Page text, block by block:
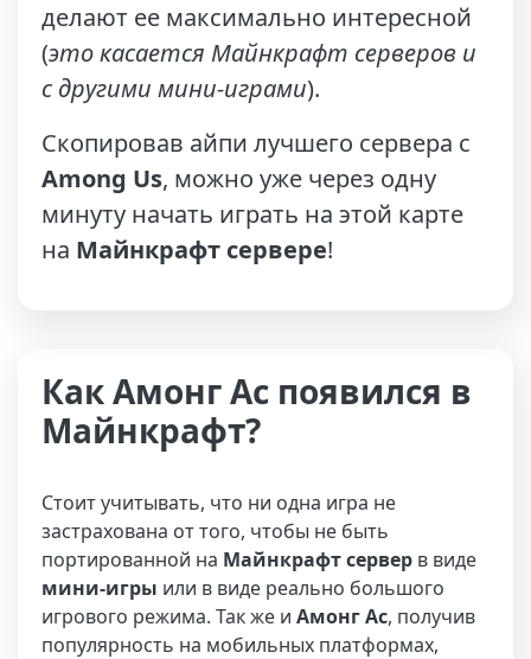
делают ее максимально интересной
(это касается Майнкрафт серверов и
с другими мини-играми).
Скопировав айпи лучшего сервера с
Among Us, можно уже через одну
минуту начать играть на этой карте
на Майнкрафт сервере!
Как Амонг Ас появился в
Майнкрафт?
Стоит учитывать, что ни одна игра не
застрахована от того, чтобы не быть
портированной на Майнкрафт сервер в виде
мини-игры или в виде реально большого
игрового режима. Так же и Амонг Ас, получив
популярность на мобильных платформах,